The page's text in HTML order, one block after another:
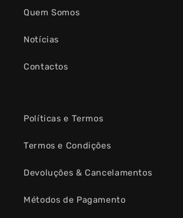
Quem Somos
Notícias
Contactos
Políticas e Termos
Termos e Condições
Devoluções & Cancelamentos
Métodos de Pagamento